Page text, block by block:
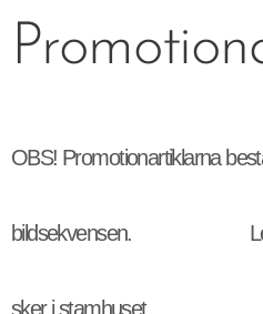
OBS! Promotionartiklarna
bildsekvensen. L
sker i stamhuset